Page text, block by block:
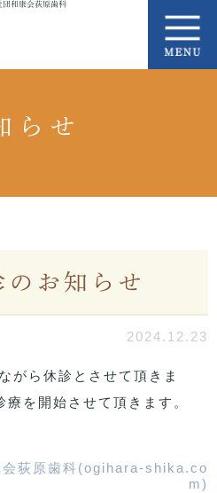
団和康会荻原歯科
らせ
のお知らせ
2024.12.23
がら休診とさせて頂きま
を開始させて頂きます。
会荻原歯科(ogihara-shika.co
m)